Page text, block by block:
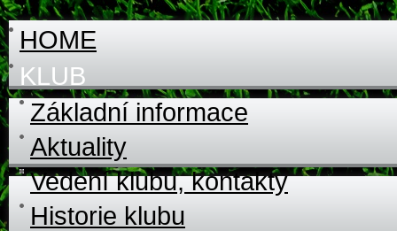
HOME
KLUB
Základní informace
Aktuality
Vedení klubu, kontakty
Historie klubu